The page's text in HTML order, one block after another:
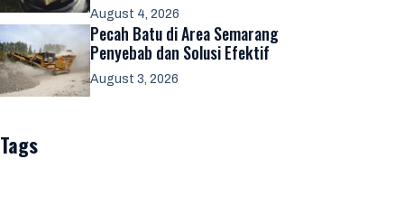
August 4, 2026
Pecah Batu di Area Semarang
Penyebab dan Solusi Efektif
August 3, 2026
Tags